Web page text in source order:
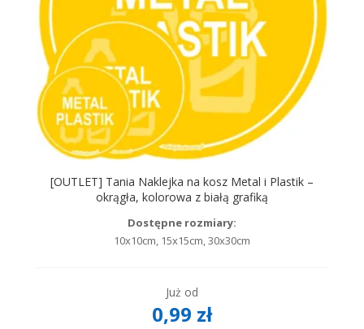
[OUTLET] Tania Naklejka na kosz Metal i Plastik –
okrągła, kolorowa z białą grafiką
Dostępne rozmiary:
10x10cm, 15x15cm, 30x30cm
Już od
0,99 zł